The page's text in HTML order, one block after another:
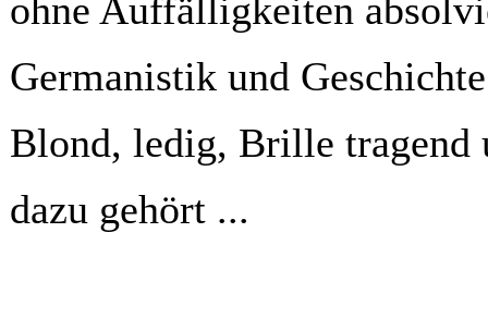
ohne Auffälligkeiten
Germanistik und
Blond, ledig, Brille tragend
dazu gehört ...